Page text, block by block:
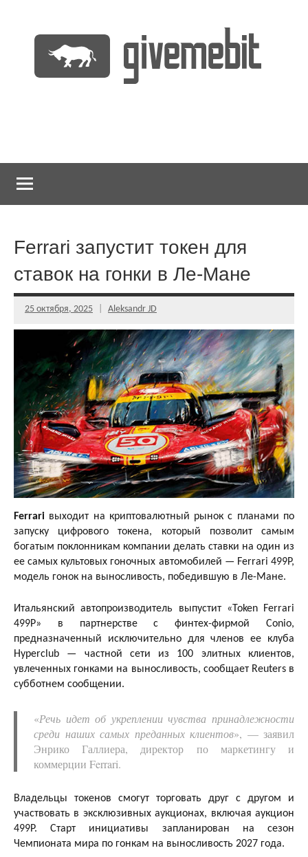
содержимому
Ferrari запустит токен для
ставок на гонки в Ле-Мане
25 октября, 2025 Aleksandr JD
Ferrari выходит на криптовалютный рынок с планами по
запуску цифрового токена, который позволит самым
богатым поклонникам компании делать ставки на один из
ее самых культовых гоночных автомобилей — Ferrari 499P,
модель гонок на выносливость, победившую в Ле-Мане.
Итальянский автопроизводитель выпустит «Token Ferrari
499P» в партнерстве с финтех-фирмой Conio,
предназначенный исключительно для членов ее клуба
Hyperclub — частной сети из 100 элитных клиентов,
увлеченных гонками на выносливость, сообщает Reuters в
субботнем сообщении.
«Речь идет об укреплении чувства принадлежности
среди наших самых преданных клиентов», — заявил
Энрико Галлиера, директор по маркетингу и
коммерции Ferrari.
Владельцы токенов смогут торговать друг с другом и
участвовать в эксклюзивных аукционах, включая аукцион
499P. Старт инициативы запланирован на сезон
Чемпионата мира по гонкам на выносливость 2027 года.